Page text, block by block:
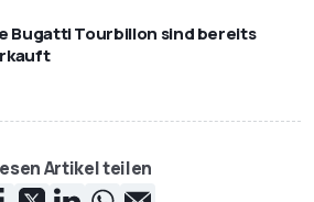
Bugatti Tourbillon sind bereits
Artikel teilen